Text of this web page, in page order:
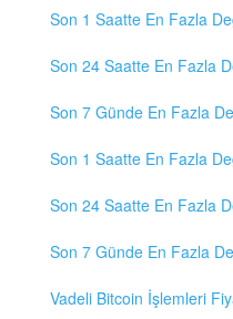
Son 1 Saatte En Fazla
Son 24 Saatte En Fazla
Son 7 Günde En Fazla
Son 1 Saatte En Fazla
Son 24 Saatte En Fazla
Son 7 Günde En Fazla
Vadeli Bitcoin İşlemleri